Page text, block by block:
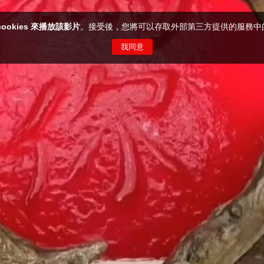
來播放該影片。接受後，您將可以存取外部第三方提供的服務中
我同意